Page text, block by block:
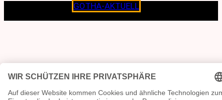
GOTHA-AKTUELL
Lokalen verpflichtet.